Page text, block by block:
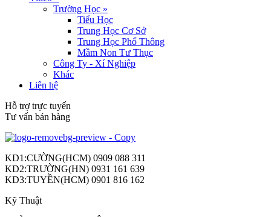
Trường Học »
Tiểu Học
Trung Học Cơ Sở
Trung Học Phổ Thông
Mầm Non Tư Thục
Công Ty - Xí Nghiệp
Khác
Liên hệ
Hỗ trợ trực tuyến
Tư vấn bán hàng
KD1:CƯỜNG(HCM) 0909 088 311
KD2:TRƯỜNG(HN) 0931 161 639
KD3:TUYỀN(HCM) 0901 816 162
Kỹ Thuật